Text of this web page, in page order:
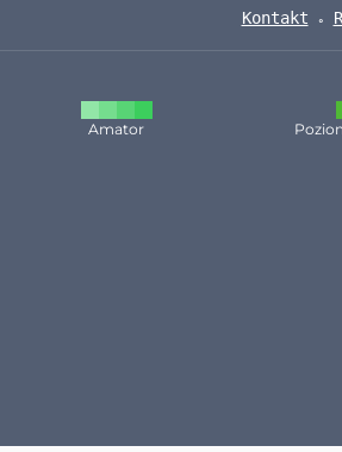
Kontakt
Amator